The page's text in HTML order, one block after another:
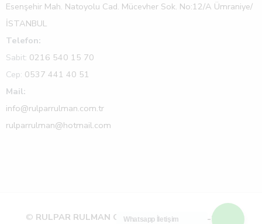
Esenşehir Mah. Natoyolu Cad. Mücevher Sok. No:12/A Ümraniye/
İSTANBUL
Telefon:
Sabit: 0216 540 15 70
Cep: 0537 441 40 51
Mail:
info@rulparrulman.com.tr
rulparrulman@hotmail.com
© RULPAR RULMAN Oto Yedek Parça Paz. Ltd. Şti
Whatsapp İletişim